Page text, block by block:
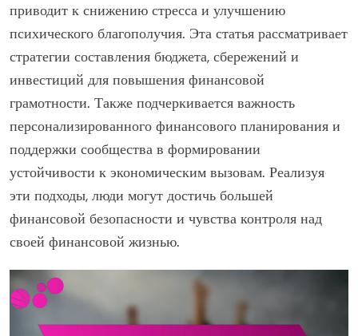
приводит к снижению стресса и улучшению
психического благополучия. Эта статья рассматривает
стратегии составления бюджета, сбережений и
инвестиций для повышения финансовой
грамотности. Также подчеркивается важность
персонализированного финансового планирования и
поддержки сообщества в формировании
устойчивости к экономическим вызовам. Реализуя
эти подходы, люди могут достичь большей
финансовой безопасности и чувства контроля над
своей финансовой жизнью.